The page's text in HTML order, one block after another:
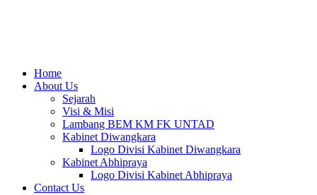
Home
About Us
Sejarah
Visi & Misi
Lambang BEM KM FK UNTAD
Kabinet Diwangkara
Logo Divisi Kabinet Diwangkara
Kabinet Abhipraya
Logo Divisi Kabinet Abhipraya
Contact Us